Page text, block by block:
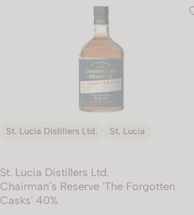
St. Lucia Distillers Ltd. St. Lucia
St. Lucia Distillers Ltd.
Chairman´s Reserve 'The Forgotten
Casks' 40%